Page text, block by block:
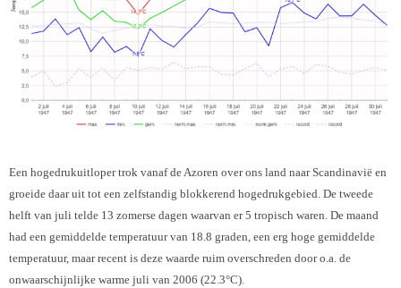
Een hogedrukuitloper trok vanaf de Azoren over ons land naar Scandinavië en
groeide daar uit tot een zelfstandig blokkerend hogedrukgebied. De tweede
helft van juli telde 13 zomerse dagen waarvan er 5 tropisch waren. De maand
had een gemiddelde temperatuur van 18.8 graden, een erg hoge gemiddelde
temperatuur, maar recent is deze waarde ruim overschreden door o.a. de
onwaarschijnlijke warme juli van 2006 (22.3°C).